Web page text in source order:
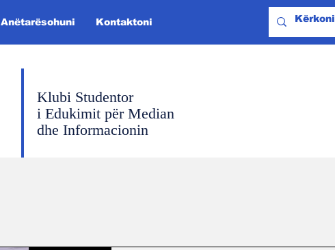
Anëtarësohuni Kontaktoni
Klubi Studentor
i Edukimit për Median
dhe Informacionin